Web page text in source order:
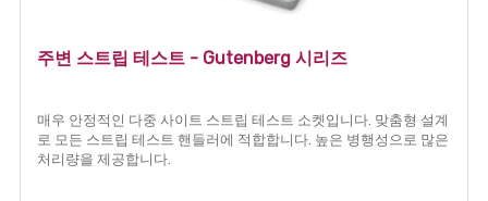
주변 스트립 테스트 - Gutenberg 시리즈
매우 안정적인 다중 사이트 스트립 테스트 소켓입니다. 맞춤형 설계
로 모든 스트립 테스트 핸들러에 적합합니다. 높은 병행성으로 많은
처리량을 제공합니다.